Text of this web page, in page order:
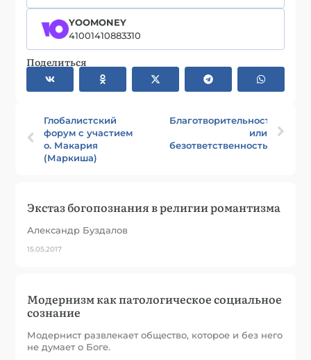
YOOMONEY
41001410883310
Поделиться
Глобалистский
форум с участием
о. Макария
(Маркиша)
Благотворительность
или
безответственность?
Экстаз богопознания в религии романтизма
Александр Буздалов
15.05.2017
Модернизм как патологическое социальное
сознание
Модернист развлекает общество, которое и без него
не думает о Боге.